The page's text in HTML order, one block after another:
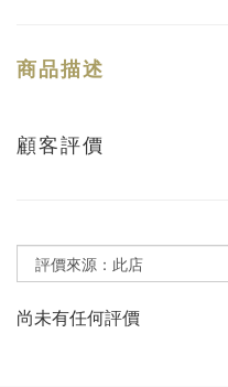
商品描述
顧客評價
尚未有任何評價